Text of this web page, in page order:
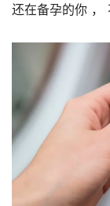
还在备孕的你 ，